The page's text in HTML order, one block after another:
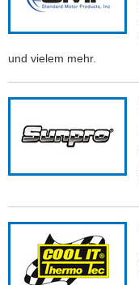
und vielem mehr.